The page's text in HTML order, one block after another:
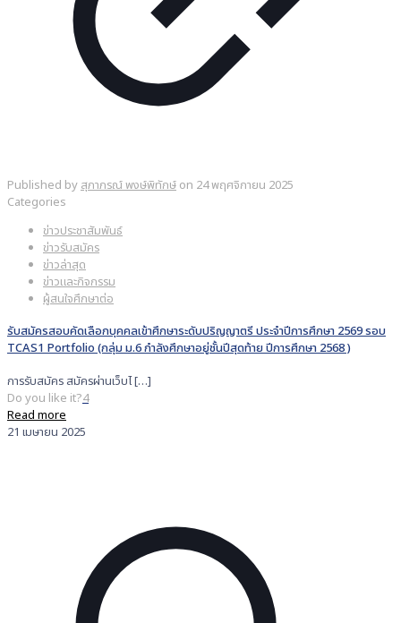
Published byสุภาภรณ์ พงษ์พิทักษ์ on 24 พฤศจิกายน 2025
Categories
ข่าวประชาสัมพันธ์
ข่าวรับสมัคร
ข่าวล่าสุด
ข่าวและกิจกรรม
ผู้สนใจศึกษาต่อ
รับสมัครสอบคัดเลือกบุคคลเข้าศึกษาระดับปริญญาตรี ประจำปีการศึกษา 2569 รอบ
TCAS1 Portfolio (กลุ่ม ม.6 กำลังศึกษาอยู่ชั้นปีสุดท้าย ปีการศึกษา 2568 )
การรับสมัคร สมัครผ่านเว็บไ[…]
Do you like it?4
Read more
21 เมษายน 2025